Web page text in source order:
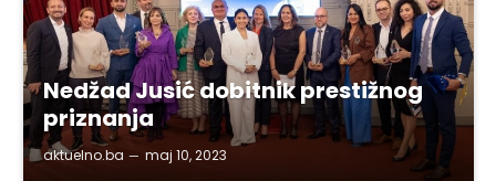
Nedžad Jusić dobitnik prestižnog
priznanja
aktuelno.ba maj 10, 2023